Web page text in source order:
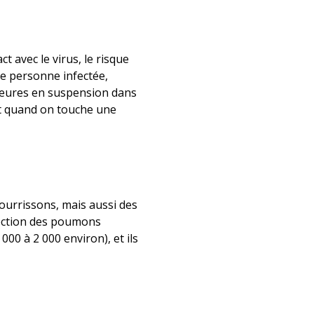
avec le virus, le risque
personne infectée,
en suspension dans
quand on touche une
mais aussi des
des poumons
à 2 000 environ), et ils